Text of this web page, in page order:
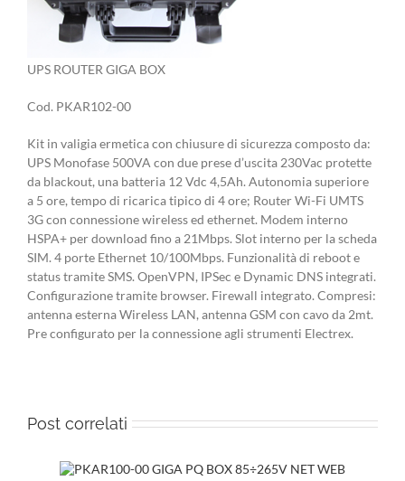
UPS ROUTER GIGA BOX
Cod. PKAR102-00
Kit in valigia ermetica con chiusure di sicurezza composto da:
UPS Monofase 500VA con due prese d’uscita 230Vac protette
da blackout, una batteria 12 Vdc 4,5Ah. Autonomia superiore
a 5 ore, tempo di ricarica tipico di 4 ore; Router Wi-Fi UMTS
3G con connessione wireless ed ethernet. Modem interno
HSPA+ per download fino a 21Mbps. Slot interno per la scheda
SIM. 4 porte Ethernet 10/100Mbps. Funzionalità di reboot e
status tramite SMS. OpenVPN, IPSec e Dynamic DNS integrati.
Configurazione tramite browser. Firewall integrato. Compresi:
antenna esterna Wireless LAN, antenna GSM con cavo da 2mt.
Pre configurato per la connessione agli strumenti Electrex.
Post correlati